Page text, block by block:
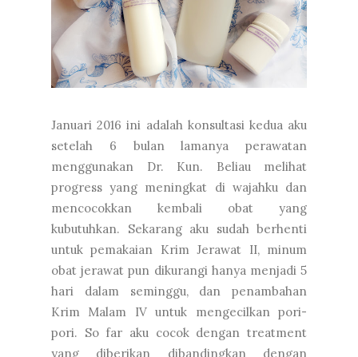
Januari 2016 ini adalah konsultasi kedua aku
setelah 6 bulan lamanya perawatan
menggunakan Dr. Kun. Beliau melihat
progress yang meningkat di wajahku dan
mencocokkan kembali obat yang
kubutuhkan. Sekarang aku sudah berhenti
untuk pemakaian Krim Jerawat II, minum
obat jerawat pun dikurangi hanya menjadi 5
hari dalam seminggu, dan penambahan
Krim Malam IV untuk mengecilkan pori-
pori. So far aku cocok dengan treatment
yang diberikan dibandingkan dengan